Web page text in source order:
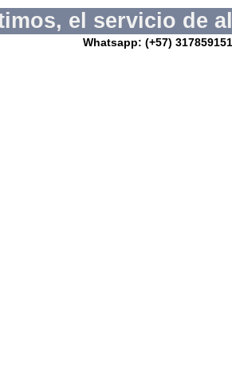
el servicio de
Whatsapp: (+57)